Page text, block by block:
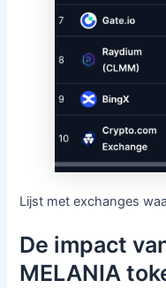
Lijst met exchanges
De impact
MELANIA